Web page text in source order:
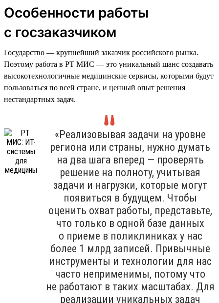
Особенности работы
с госзаказчиком
Государство — крупнейший заказчик российского рынка.
Поэтому работа в РТ МИС — это уникальный шанс создавать
высокотехнологичные медицинские сервисы, которыми будут
пользоваться по всей стране, и ценный опыт решения
нестандартных задач.
«Реализовывая задачи на уровне
региона или страны, нужно думать
на два шага вперед — проверять
решение на полноту, учитывая
задачи и нагрузки, которые могут
появиться в будущем. Чтобы
оценить охват работы, представьте,
что только в одной базе данных
о приеме в поликлиниках у нас
более 1 млрд записей. Привычные
инструменты и технологии для нас
часто неприменимы, потому что
не работают в таких масштабах. Для
реализации уникальных задач